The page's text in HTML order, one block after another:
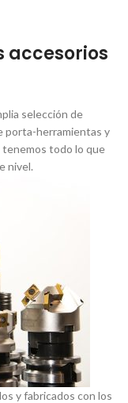
accesorios
selección de
porta-herramientas y
todo lo que
nivel.
y fabricados con los